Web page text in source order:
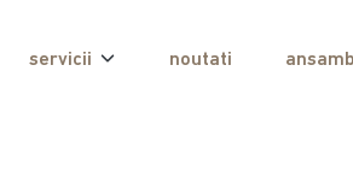
servicii noutati